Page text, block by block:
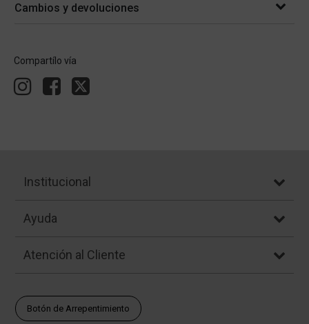
Cambios y devoluciones
Compartílo vía
Institucional
Ayuda
Atención al Cliente
Botón de Arrepentimiento